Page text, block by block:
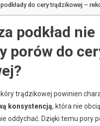
do cery trądzikowej –
podkład nie
porów do
trądzikowej powinien
konsystencją, która nie
oddychać. Dzięki temu pory